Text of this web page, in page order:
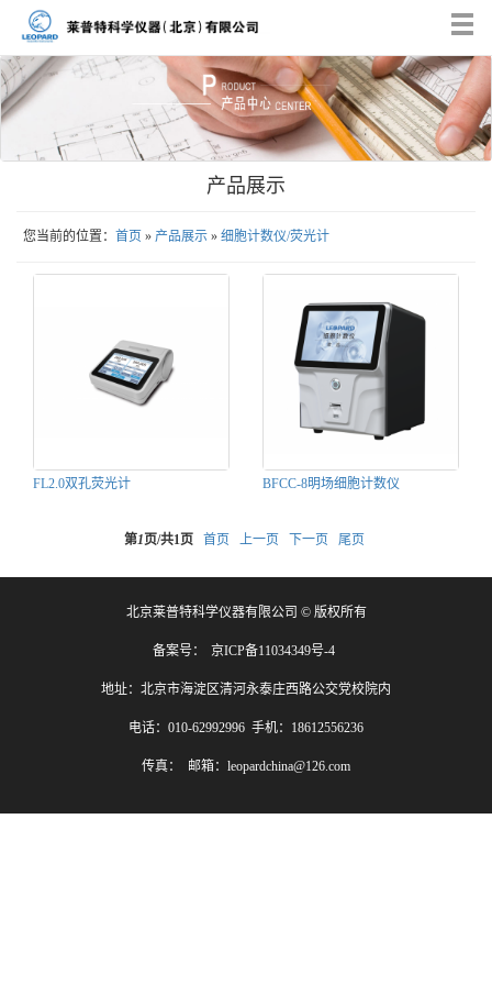
产品展示
您当前的位置： 首页 » 产品展示 » 细胞计数仪/荧光计
FL2.0双孔荧光计 BFCC-8明场细胞计数仪
第1页/共1 页 首页 上一页 下一页 尾页
北京莱普特科学仪器有限公司 © 版权所有
备案号： 京ICP备11034349号-4
地址：北京市海淀区清河永泰庄西路公交党校院内
电话：010-62992996 手机：18612556236
传真： 邮箱：leopardchina@126.com